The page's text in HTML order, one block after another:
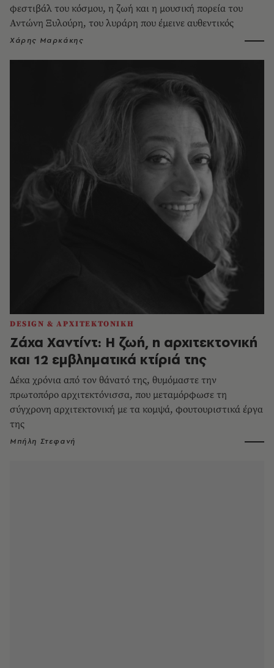
φεστιβάλ του κόσμου, η ζωή και η μουσική πορεία του
Αντώνη Ξυλούρη, του λυράρη που έμεινε αυθεντικός
Χάρης Μαρκάκης
DESIGN & ΑΡΧΙΤΕΚΤΟΝΙΚΗ
Ζάχα Χαντίντ: Η ζωή, η αρχιτεκτονική
και 12 εμβληματικά κτίριά της
Δέκα χρόνια από τον θάνατό της, θυμόμαστε την
πρωτοπόρο αρχιτεκτόνισσα, που μεταμόρφωσε τη
σύγχρονη αρχιτεκτονική με τα κομψά, φουτουριστικά έργα
της
Μπήλη Στεφανή